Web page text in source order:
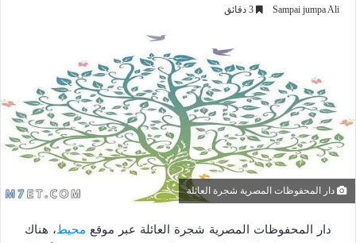
Sampai jumpa Ali
دار المحفوظات المصرية شجرة العائلة
دار المحفوظات المصرية شجرة العائلة عبر موقع محيط، هناك